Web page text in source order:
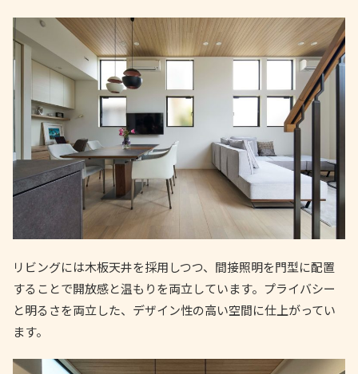
リビングには木板天井を採用しつつ、間接照明を門型に配置
することで開放感と温もりを両立しています。プライバシー
と明るさを両立した、デザイン性の高い空間に仕上がってい
ます。